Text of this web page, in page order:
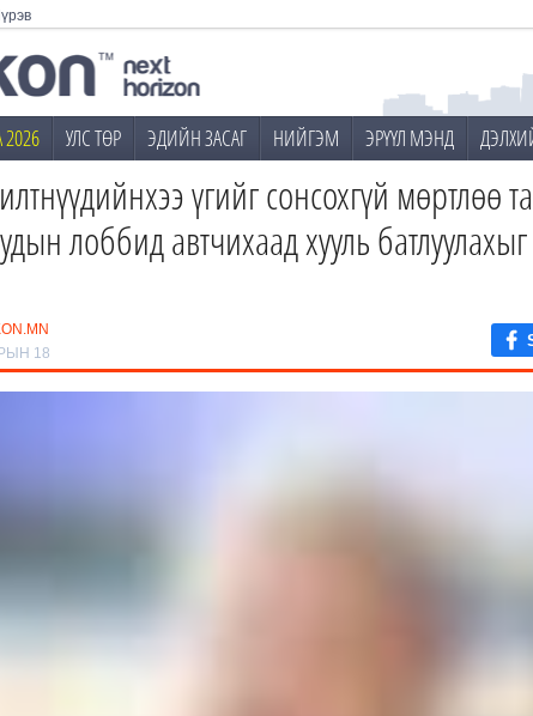
2026 УЛС ТӨР ЭДИЙН ЗАСАГ НИЙГЭМ ЭРҮҮЛ МЭНД
үгийг сонсохгүй мөртлөө
лоббид автчихаад хууль
18